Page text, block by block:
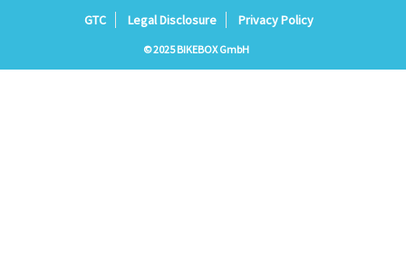
GTC Legal Disclosure Privacy Policy
© 2025 BIKEBOX GmbH